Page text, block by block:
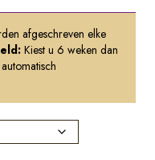
afgeschreven elke
Kiest u 6 weken dan